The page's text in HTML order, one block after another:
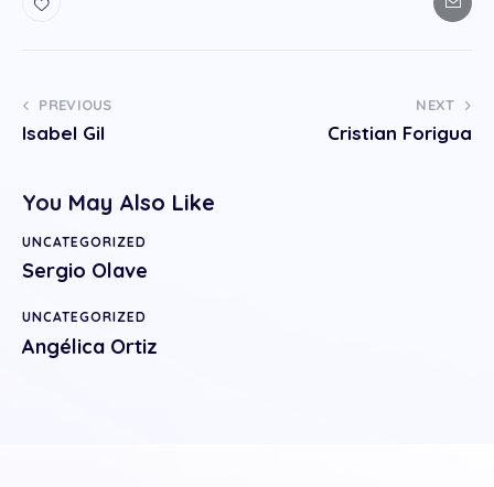
PREVIOUS
Isabel Gil
NEXT
Cristian Forigua
You May Also Like
UNCATEGORIZED
Sergio Olave
UNCATEGORIZED
Angélica Ortiz